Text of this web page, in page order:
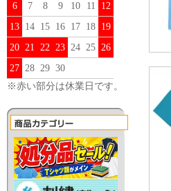
6
7 8 9 10 11
12
13 14 15 16 17 18 19
20 21 22 23 24 25 26
27 28 29 30
※赤い部分は休業日です。